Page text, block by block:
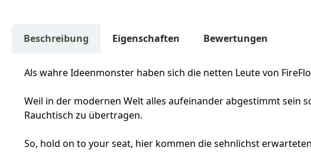
Beschreibung Eigenschaften Bewertungen
Als wahre Ideenmonster haben sich die netten Leute von
Weil in der modernen Welt alles aufeinander abgestimmt sein
Rauchtisch zu übertragen.
So, hold on to your seat, hier kommen die sehnlichst